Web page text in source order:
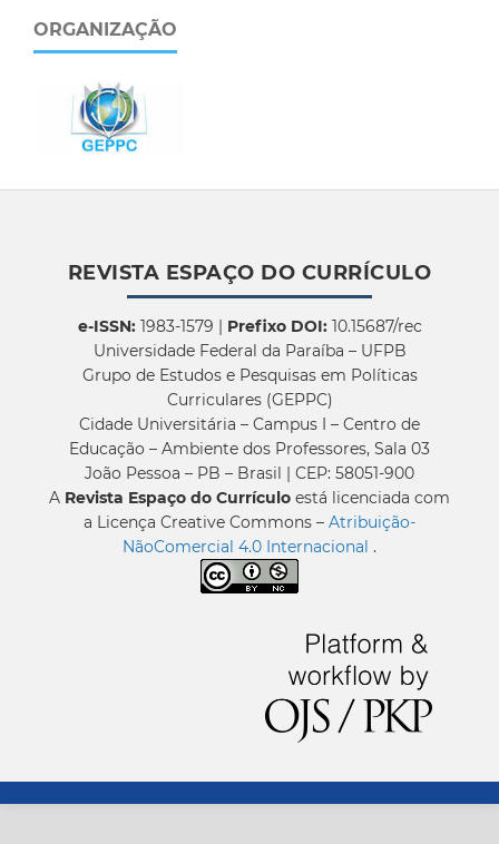
ORGANIZAÇÃO
REVISTA ESPAÇO DO CURRÍCULO
e-ISSN:1983-1579 | Prefixo DOI:10.15687/rec
Universidade Federal da Paraíba – UFPB
Grupo de Estudos e Pesquisas em Políticas
Curriculares (GEPPC)
Cidade Universitária – Campus I – Centro de
Educação – Ambiente dos Professores, Sala 03
João Pessoa – PB – Brasil | CEP: 58051-900
A Revista Espaço do Currículo está licenciada com
a Licença Creative Commons – Atribuição-
NãoComercial 4.0 Internacional .